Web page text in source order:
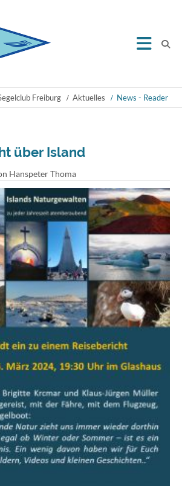
Freiburg Aktuelles News - Reader
über Island
Hanspeter Thoma